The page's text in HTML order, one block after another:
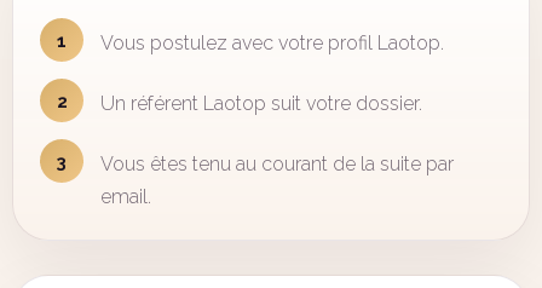
1 Vous postulez avec votre profil Laotop.
2 Un référent Laotop suit votre dossier.
3
Vous êtes tenu au courant de la suite par
email.